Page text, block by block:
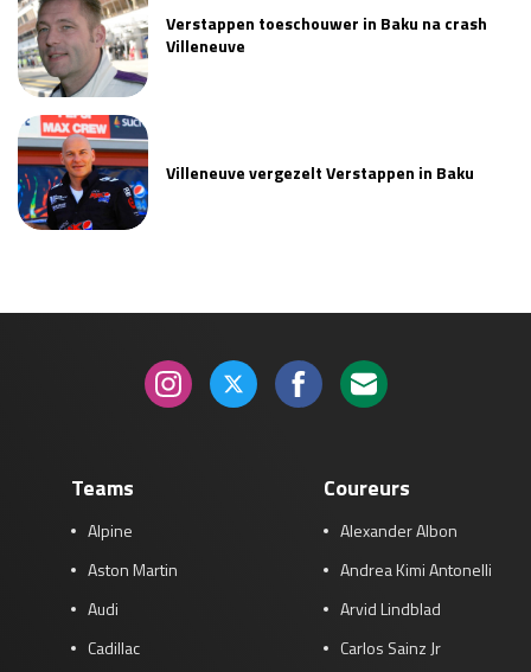
Verstappen toeschouwer in Baku na crash
Villeneuve
Villeneuve vergezelt Verstappen in Baku
Teams
Alpine
Aston Martin
Audi
Cadillac
Coureurs
Alexander Albon
Andrea Kimi Antonelli
Arvid Lindblad
Carlos Sainz Jr